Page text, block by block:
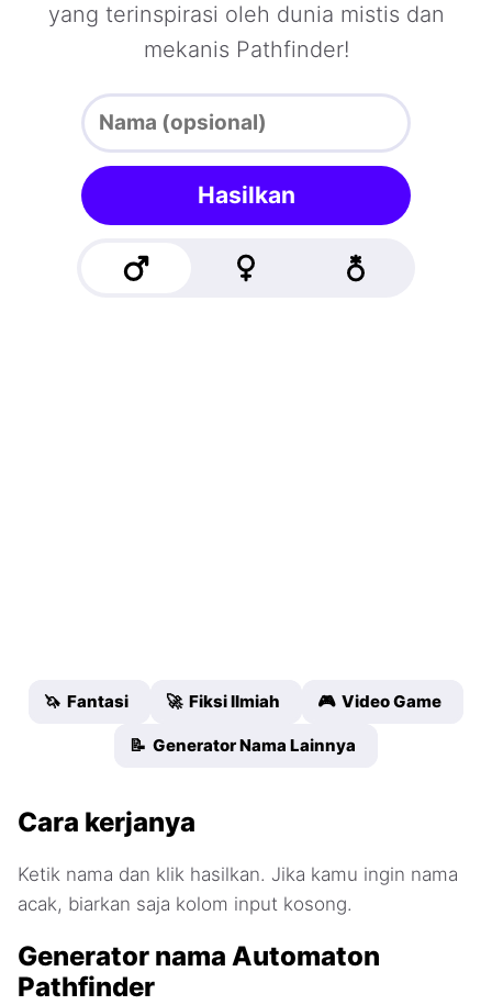
yang terinspirasi oleh dunia mistis dan
mekanis Pathfinder!
Hasilkan
🦄 Fantasi 🚀 Fiksi Ilmiah 🎮 Video Game
📝 Generator Nama Lainnya
Cara kerjanya
Ketik nama dan klik hasilkan. Jika kamu ingin nama
acak, biarkan saja kolom input kosong.
Generator nama Automaton
Pathfinder